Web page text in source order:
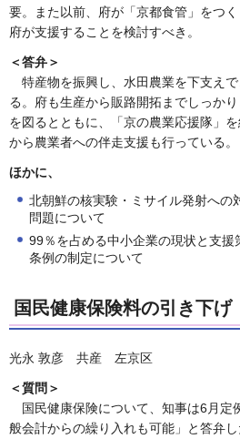
要。また以前、府が「京都食管」をつ
府が支援することを検討すべき。
＜答弁＞
特産物を振興し、水田農業を下支え
る。府も生産から販路開拓までしっか
を図るとともに、「京の農業応援隊」
から農業者への伴走支援も行っている。
ほかに、
北朝鮮の核実験・ミサイル発射への
問題について
99％を占める中小企業の現状と支援
条例の制定について
国民健康保険料の引き下げ
光永 敦彦 共産 左京区
＜質問＞
国民健康保険について、知事は6月定
般会計からの繰り入れも可能」と答弁